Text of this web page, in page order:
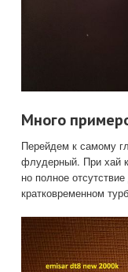
Много
Перейдем к самому
флудерный. При хай
но полное
кратковременном